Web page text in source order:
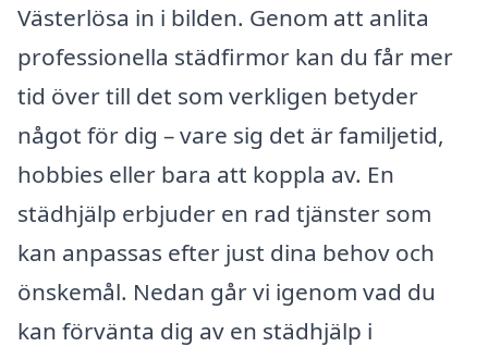
Västerlösa in i bilden. Genom att anlita
professionella städfirmor kan du får mer
tid över till det som verkligen betyder
något för dig – vare sig det är familjetid,
hobbies eller bara att koppla av. En
städhjälp erbjuder en rad tjänster som
kan anpassas efter just dina behov och
önskemål. Nedan går vi igenom vad du
kan förvänta dig av en städhjälp i